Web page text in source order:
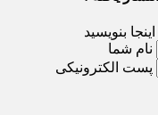
بنویسید
نام شما
پست الکترونیکی